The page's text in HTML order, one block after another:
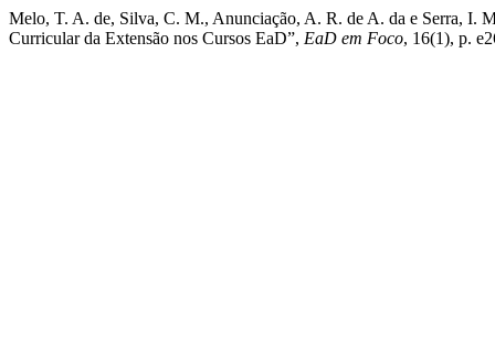
Melo, T. A. de, Silva, C. M., Anunciação, A. R. de A. da e Serra, I.
Curricular da Extensão nos Cursos EaD”, EaD em Foco, 16(1), p.